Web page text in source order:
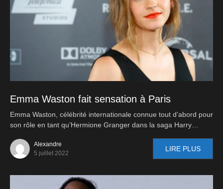
Emma Waston fait sensation à Paris
Emma Waston, célébrité internationale connue tout d’abord pour
son rôle en tant qu’Hermione Granger dans la saga Harry…
Alexandre
5 juillet 2022
LIRE PLUS